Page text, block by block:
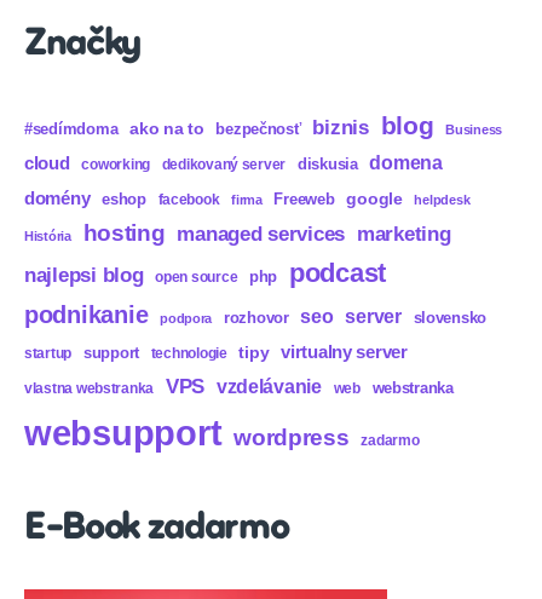
Značky
#sedímdoma ako na to bezpečnosť biznis blog Business
cloud coworking dedikovaný server diskusia domena
domény eshop facebook firma Freeweb google helpdesk
História hosting managed services marketing
najlepsi blog open source php podcast
podnikanie podpora rozhovor seo server slovensko
startup support technologie tipy virtualny server
vlastna webstranka VPS vzdelávanie web webstranka
websupport wordpress zadarmo
E-Book zadarmo